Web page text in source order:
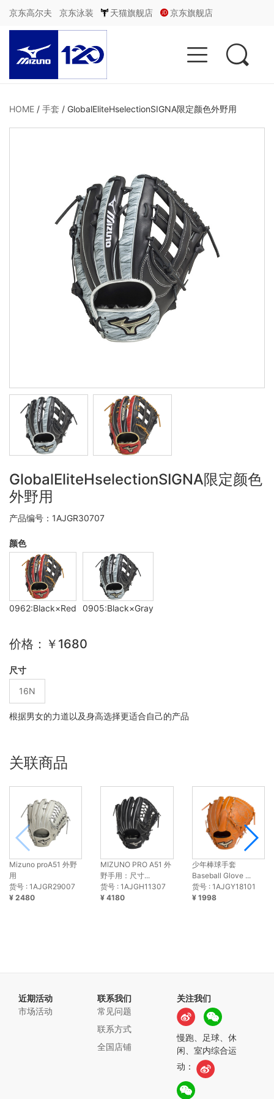
京东高尔夫 京东泳装 天猫旗舰店 京东旗舰店
 
HOME / 手套 / GlobalEliteHselectionSIGNA限定颜色外野用
GlobalEliteHselectionSIGNA限定颜色
外野用
产品编号：1AJGR30707
颜色
0962:Black×Red 0905:Black×Gray
价格：￥1680
尺寸
16N
根据男女的力道以及身高选择更适合自己的产品
关联商品
Mizuno proA51 外野
用
货号 : 1AJGR29007
¥ 2480
MIZUNO PRO A51 外
野手用：尺寸...
货号 : 1AJGH11307
¥ 4180
少年棒球手套
Baseball Glove ...
货号 : 1AJGY18101
¥ 1998
近期活动
市场活动
联系我们
常见问题
联系方式
全国店铺
关注我们
慢跑、足球、休
闲、室内综合运
动：